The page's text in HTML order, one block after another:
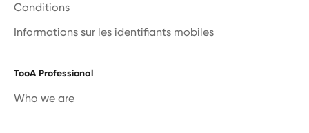
Conditions
Informations sur les identifiants mobiles
TooA Professional
Who we are